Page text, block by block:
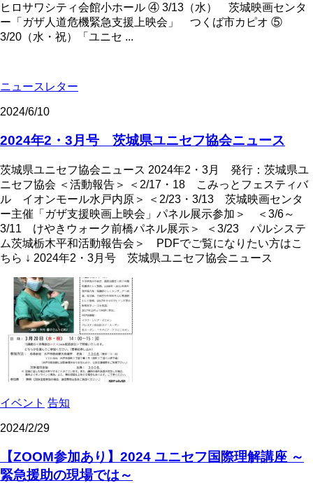
ヒロサワシティ会館小ホール ④ 3/13（水） 茨城映画センタ
ー「ガザ人道危機緊急支援上映会」 つくば市カピオ ⑤
3/20（水・祝）「ユニセ ...
ニュースレター
2024/6/10
2024年2・3月号 茨城県ユニセフ協会ニュース
茨城県ユニセフ協会ニュース 2024年2・3月 発行：茨城県ユ
ニセフ協会 ＜活動報告＞ ＜2/17・18 こみっとフェスティバ
ル イオンモール水戸内原＞ ＜2/23・3/13 茨城映画センタ
ー主催「ガザ支援映画上映会」パネル展示参加＞ ＜3/6～
3/11 けやきウォーク前橋パネル展示＞ ＜3/23 パルシステ
ム茨城栃木平和活動報告会＞ PDFでご覧になりたい方はこ
ちら ↓ 2024年2・3月号 茨城県ユニセフ協会ニュース
イベント 告知
2024/2/29
【ZOOM参加あり】2024 ユニセフ国際理解講座 ～
緊急援助の現場では～